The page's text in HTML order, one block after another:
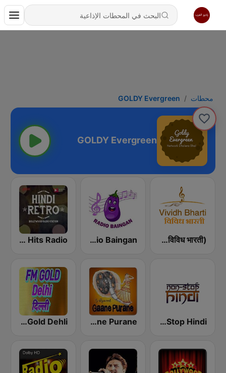
محطات GOLDY Evergreen
GOLDY Evergreen
Vividh Bharti (विविध भारती)
Radio Baingan
Hindi Retro Hits Radio
Non Stop Hindi
Bollywood Gaane Purane
AIR FM Gold Dehli